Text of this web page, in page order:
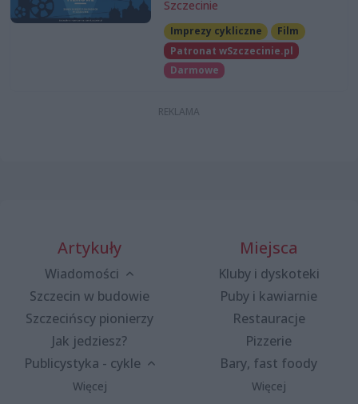
Szczecinie
Imprezy cykliczne
Film
Patronat wSzczecinie.pl
Darmowe
Artykuły
Wiadomości
Szczecin w budowie
Szczecińscy pionierzy
Jak jedziesz?
Publicystyka - cykle
Więcej
Miejsca
Kluby i dyskoteki
Puby i kawiarnie
Restauracje
Pizzerie
Bary, fast foody
Więcej